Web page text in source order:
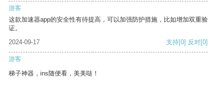
游客
这款加速器app的安全性有待提高，可以加强防护措施，比如增加双重验
证。
2024-09-17
支持[0] 反对[0]
游客
梯子神器，ins随便看，美美哒！